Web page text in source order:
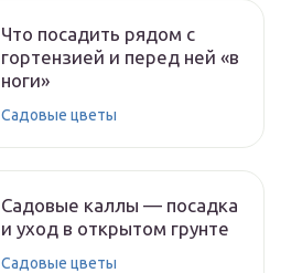
Что посадить рядом с
гортензией и перед ней «в
ноги»
Садовые цветы
Садовые каллы — посадка
и уход в открытом грунте
Садовые цветы